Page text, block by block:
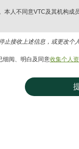
本人不同意VTC及其机构成
止接收上述信息，或更改个
细阅、明白及同意收集个人